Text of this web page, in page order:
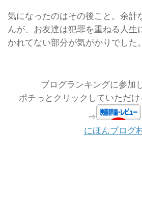
気になったのはその後こと。余計
んが、お友達は犯罪を重ねる人生
かれてない部分が気がかりでした。
ブログランキングに参加
ポチっとクリックしていただけ
⇒
にほんブログ